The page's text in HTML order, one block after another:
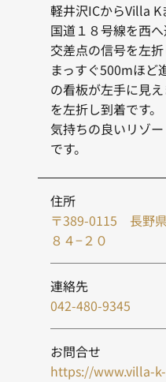
軽井沢ICからVilla K
国道１８号線を西
交差点の信号を左折
まっすぐ500mほど
の看板が左手に見
を左折し到着です。
気持ちの良いリゾ
です。
住所
〒389-0115 長野
８４−２０
連絡先
042-480-9345
お問合せ
https://www.villa-k-